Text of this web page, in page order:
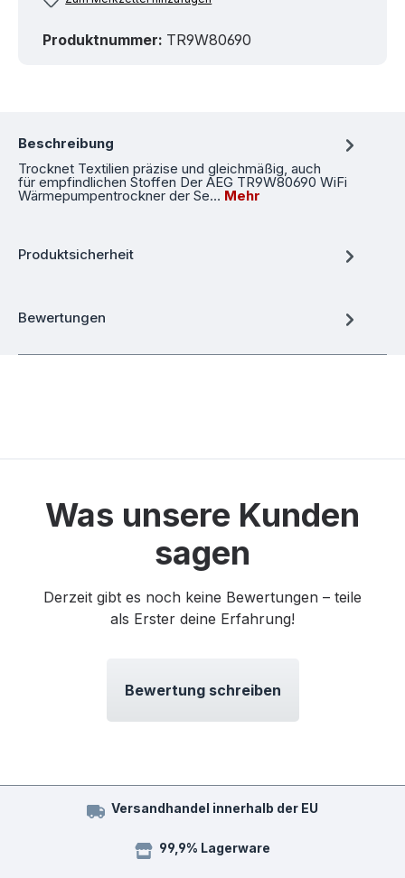
Produktnummer: TR9W80690
Beschreibung
Trocknet Textilien präzise und gleichmäßig, auch
für empfindlichen Stoffen Der AEG TR9W80690 WiFi
Wärmepumpentrockner der Se… Mehr
Produktsicherheit
Bewertungen
Was unsere Kunden
sagen
Derzeit gibt es noch keine Bewertungen – teile
als Erster deine Erfahrung!
Bewertung schreiben
Versandhandel innerhalb der EU
99,9% Lagerware